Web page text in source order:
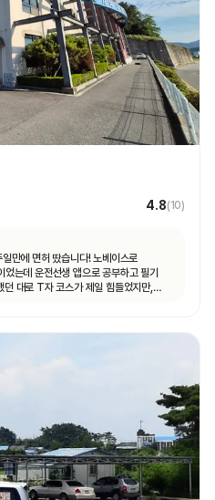
4.8(10)
만에 면허 땄습니다! 노베이스로
는데 운전선생 앱으로 공부하고 필기
대로 T자 코스가 제일 힘들었지만,
수 있을 거예요 강사님마다 알려주시는
게 당연한 거니, 잘 모르겠는 것이나
문하시는 걸 추천드려요! 운전 잘 하면